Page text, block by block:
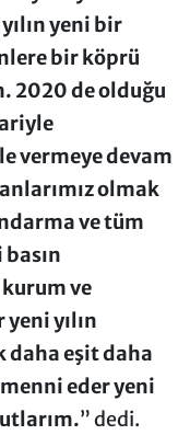
yeni bir
bir köprü
2020 de olduğu
vermeye devam
olmak
ve tüm
ve
yılın
eşit daha
eder yeni
” dedi.